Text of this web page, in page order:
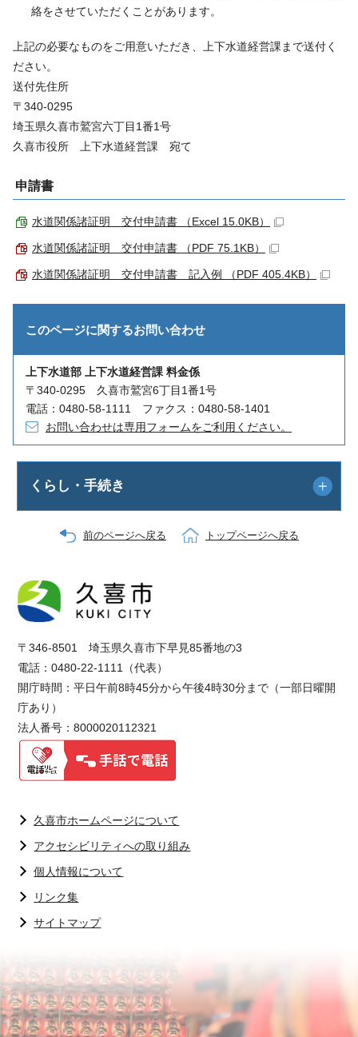
絡をさせていただくことがあります。
上記の必要なものをご用意いただき、上下水道経営課まで送付く
ださい。
送付先住所
〒340-0295
埼玉県久喜市鷲宮六丁目1番1号
久喜市役所 上下水道経営課 宛て
申請書
水道関係諸証明 交付申請書 （Excel 15.0KB）
水道関係諸証明 交付申請書 （PDF 75.1KB）
水道関係諸証明 交付申請書 記入例 （PDF 405.4KB）
このページに関するお問い合わせ
上下水道部 上下水道経営課 料金係
〒340-0295 久喜市鷲宮6丁目1番1号
電話：0480-58-1111 ファクス：0480-58-1401
お問い合わせは専用フォームをご利用ください。
くらし・手続き
前のページへ戻る トップページへ戻る
〒346-8501 埼玉県久喜市下早見85番地の3
電話：0480-22-1111（代表）
開庁時間：平日午前8時45分から午後4時30分まで（一部日曜開
庁あり）
法人番号：8000020112321
久喜市ホームページについて
アクセシビリティへの取り組み
個人情報について
リンク集
サイトマップ